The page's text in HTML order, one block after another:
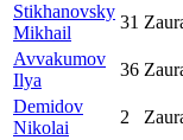
Stikhanovsky
Mikhail
31
Avvakumov
Ilya
36
Demidov
Nikolai
2